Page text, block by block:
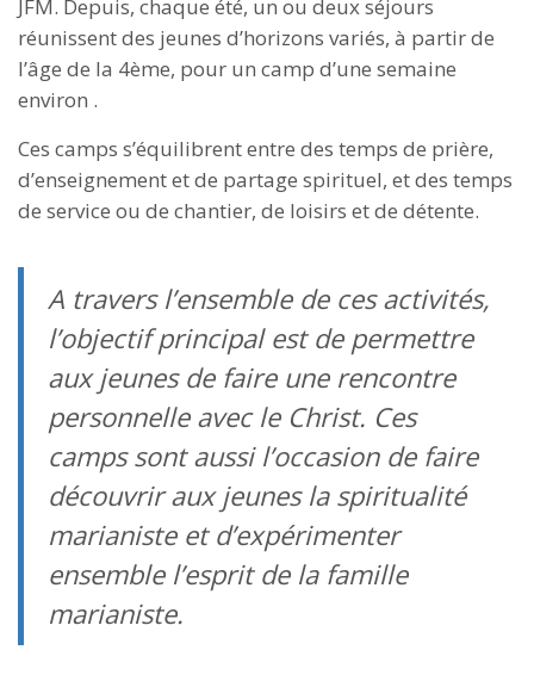
JFM. Depuis, chaque été, un ou deux séjours
réunissent des jeunes d’horizons variés, à partir de
l’âge de la 4ème, pour un camp d’une semaine
environ .
Ces camps s’équilibrent entre des temps de prière,
d’enseignement et de partage spirituel, et des temps
de service ou de chantier, de loisirs et de détente.
A travers l’ensemble de ces activités,
l’objectif principal est de permettre
aux jeunes de faire une rencontre
personnelle avec le Christ. Ces
camps sont aussi l’occasion de faire
découvrir aux jeunes la spiritualité
marianiste et d’expérimenter
ensemble l’esprit de la famille
marianiste.